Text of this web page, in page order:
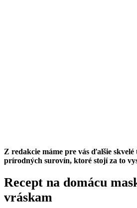
Z redakcie máme pre vás ďalšie
prírodných surovín, ktoré stojí za to
Recept na domácu
vráskam